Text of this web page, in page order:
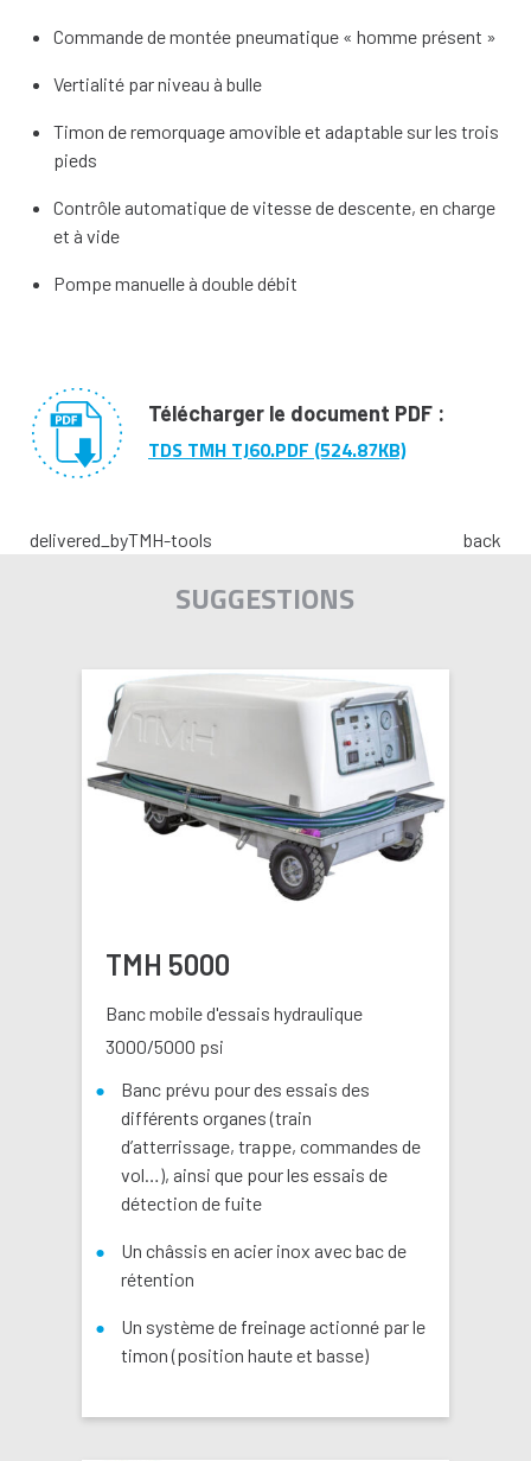
Commande de montée pneumatique « homme présent »
Vertialité par niveau à bulle
Timon de remorquage amovible et adaptable sur les trois
pieds
Contrôle automatique de vitesse de descente, en charge
et à vide
Pompe manuelle à double débit
Télécharger le document PDF :
TDS TMH TJ60.PDF (524.87KB)
delivered_byTMH-tools back
SUGGESTIONS
TMH 5000
Banc mobile d'essais hydraulique
3000/5000 psi
Banc prévu pour des essais des
différents organes (train
d’atterrissage, trappe, commandes de
vol…), ainsi que pour les essais de
détection de fuite
Un châssis en acier inox avec bac de
rétention
Un système de freinage actionné par le
timon (position haute et basse)